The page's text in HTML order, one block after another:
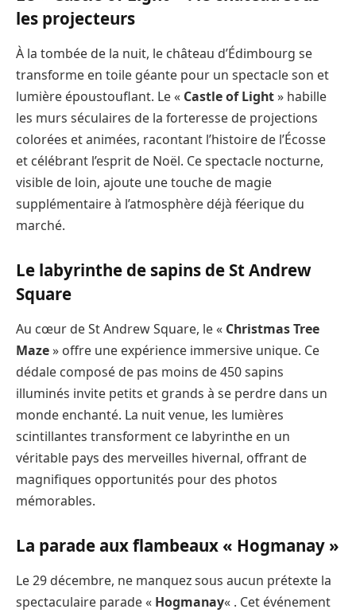
les projecteurs
À la tombée de la nuit, le château d’Édimbourg se
transforme en toile géante pour un spectacle son et
lumière époustouflant. Le « Castle of Light» habille
les murs séculaires de la forteresse de projections
colorées et animées, racontant l’histoire de l’Écosse
et célébrant l’esprit de Noël. Ce spectacle nocturne,
visible de loin, ajoute une touche de magie
supplémentaire à l’atmosphère déjà féerique du
marché.
Le labyrinthe de sapins de St Andrew
Square
Au cœur de St Andrew Square, le « Christmas Tree
Maze» offre une expérience immersive unique. Ce
dédale composé de pas moins de 450 sapins
illuminés invite petits et grands à se perdre dans un
monde enchanté. La nuit venue, les lumières
scintillantes transforment ce labyrinthe en un
véritable pays des merveilles hivernal, offrant de
magnifiques opportunités pour des photos
mémorables.
La parade aux flambeaux « Hogmanay »
Le 29 décembre, ne manquez sous aucun prétexte la
spectaculaire parade « Hogmanay« . Cet événement